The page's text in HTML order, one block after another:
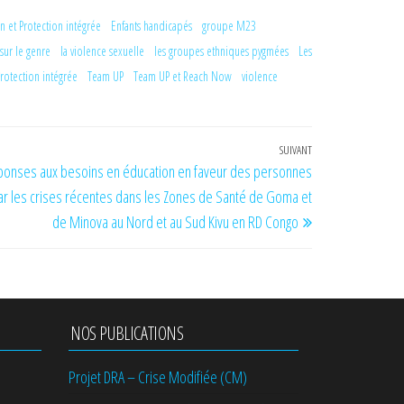
et Protection intégrée Enfants handicapés
groupe M23
le genre la violence sexuelle les groupes ethniques pygmées
Les
intégrée Team UP Team UP et Reach Now
violence
Article
SUIVANT
aux besoins en éducation en faveur des personnes
les crises récentes dans les Zones de Santé de Goma et
de Minova au Nord et au Sud Kivu en RD Congo
NOS PUBLICATIONS
Projet DRA – Crise Modifiée (CM)